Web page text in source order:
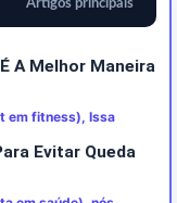
Artigos principais
A Melhor Maneira
em fitness), Issa
Evitar Queda